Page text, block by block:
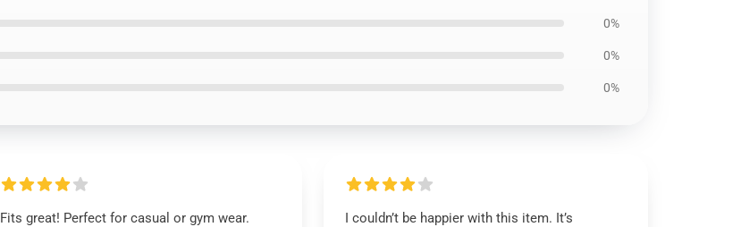
0%
0%
0%
Fits great! Perfect for casual or gym wear.
I couldn’t be happier with this item. It’s